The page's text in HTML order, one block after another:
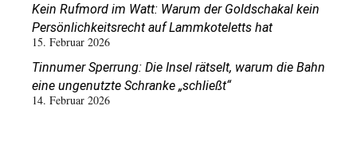
Kein Rufmord im Watt: Warum der Goldschakal kein
Persönlichkeitsrecht auf Lammkoteletts hat
15. Februar 2026
Tinnumer Sperrung: Die Insel rätselt, warum die Bahn
eine ungenutzte Schranke „schließt“
14. Februar 2026